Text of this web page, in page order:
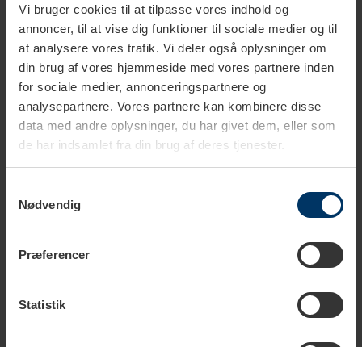
Vi bruger cookies til at tilpasse vores indhold og
annoncer, til at vise dig funktioner til sociale medier og til
at analysere vores trafik. Vi deler også oplysninger om
din brug af vores hjemmeside med vores partnere inden
for sociale medier, annonceringspartnere og
analysepartnere. Vores partnere kan kombinere disse
data med andre oplysninger, du har givet dem, eller som
de har indsamlet fra din brug af deres tjenester.
Nødvendig
Præferencer
Statistik
Tekniske specifikationer